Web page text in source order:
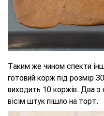
Таким же чином спекти
готовий корж під розмір
виходить 10 коржів. Два з
вісім штук пішло на торт.